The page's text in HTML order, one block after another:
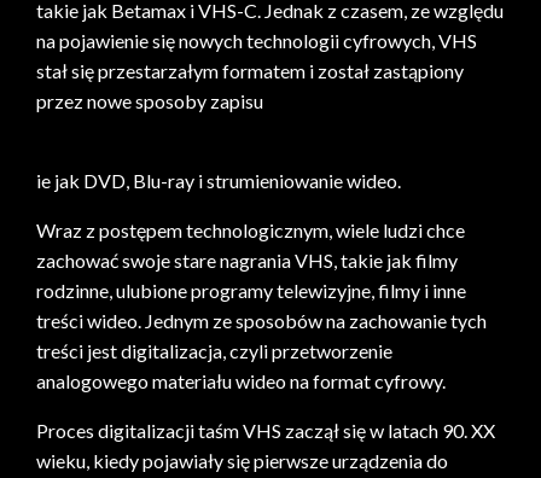
takie jak Betamax i VHS-C. Jednak z czasem, ze względu
na pojawienie się nowych technologii cyfrowych, VHS
stał się przestarzałym formatem i został zastąpiony
przez nowe sposoby zapisu
ie jak DVD, Blu-ray i strumieniowanie wideo.
Wraz z postępem technologicznym, wiele ludzi chce
zachować swoje stare nagrania VHS, takie jak filmy
rodzinne, ulubione programy telewizyjne, filmy i inne
treści wideo. Jednym ze sposobów na zachowanie tych
treści jest digitalizacja, czyli przetworzenie
analogowego materiału wideo na format cyfrowy.
Proces digitalizacji taśm VHS zaczął się w latach 90. XX
wieku, kiedy pojawiały się pierwsze urządzenia do